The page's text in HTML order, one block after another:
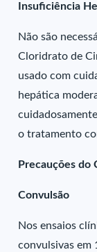
Insuficiência
Não são
Cloridrato de
usado com
hepática
o tratamento
Precauções do
Convulsão
Nos ensaios
convulsivas em